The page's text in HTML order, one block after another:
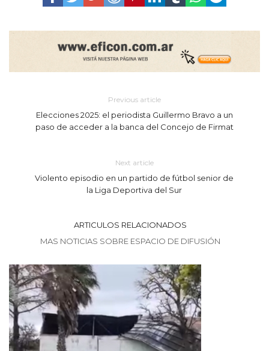
Previous article
Elecciones 2025: el periodista Guillermo Bravo a un
paso de acceder a la banca del Concejo de Firmat
Next article
Violento episodio en un partido de fútbol senior de
la Liga Deportiva del Sur
ARTICULOS RELACIONADOS
MAS NOTICIAS SOBRE ESPACIO DE DIFUSIÓN